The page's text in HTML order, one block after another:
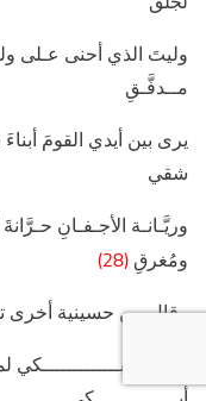
وليتَ الذي أحنى عـلى
مــدفَّـقِ
يرى بين أيدي القومَ
شقي
وريَّـانـة الأجـفـانِ
ومُغرقِ (28)
وقال من حسينية أخرى تبلغ (10)
إذا أنا لا